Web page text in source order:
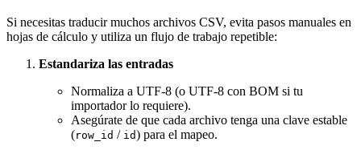
Si necesitas traducir muchos archivos CSV, evita pasos manuales en
hojas de cálculo y utiliza un flujo de trabajo repetible:
Estandariza las entradas
Normaliza a UTF‑8 (o UTF‑8 con BOM si tu
importador lo requiere).
Asegúrate de que cada archivo tenga una clave estable
(row_id / id) para el mapeo.